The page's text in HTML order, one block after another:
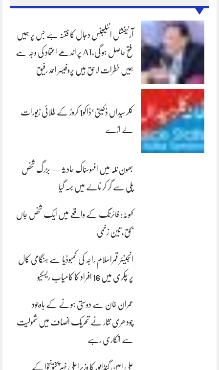
آرٹیفشل انٹلیجنس دجال کا فتنہ ہے جس پر ہمیں
فتح حاصل ہو گی،AI پر اندھے اعتماد کی وجہ سے
ہمیں خطرات لاحق ہیں پروفیسر احمد رفیق
کلرسیداں ڈکیتی‘ڈاکو1 کروڑ کے طلائی زیورات
لے اڑے
بھون نلہ میں افسوسناک حادثہ — بزرگ شخص
پلی سے گر کر نالے میں بہہ گیا
کہوٹہ: فائرنگ کے واقعے میں ایک شخص جاں
بحق، تین زخمی
انجینئر قمراسلام راجہ کی کمبوڈیا سے ہنگامی کال
پر چکری میں 16 افراد کا کامیاب ریسکیو
عمران خان سے دوستی ہونے کے باوجود
چودھری نثار نے تحریک انصاف میں شمولیت
سے انکاری رہے
علی امین گنڈاپور کا وزیراعلیٰ خیبرپختونخوا کے